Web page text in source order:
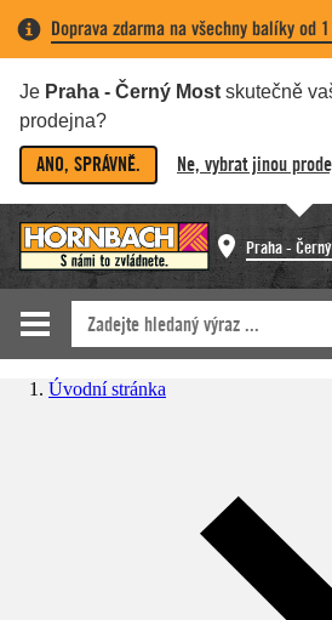
Doprava zdarma na všechny balíky od
Je Praha - Černý Most skutečně
prodejna?
ANO, SPRÁVNĚ. Ne, vybrat jinou
Praha -
Úvodní stránka